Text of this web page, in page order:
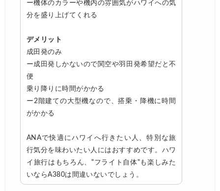
ー機体のカラーや機内の雰囲気がハワイへの気
分を盛り上げてくれる
デメリット
成田発のみ
ー成田発しかないので関空や羽田発希望だと不
便
乗り降りに時間がかかる
ー2階建ての大型機なので、搭乗・降機に時間
がかかる
ANAで快適にハワイへ行きたい人、特別な旅
行気分を味わいたい人にはおすすめです。ハワ
イ旅行はもちろん、"フライト自体"も楽しみた
いならA380は間違いないでしょう。